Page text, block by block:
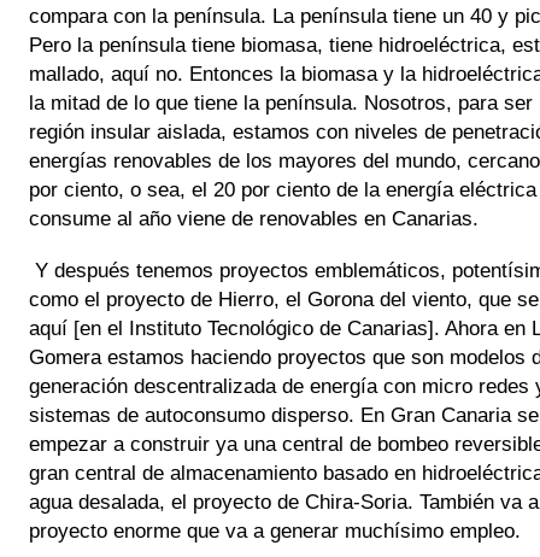
compara con la península. La península tiene un 40 y
Pero la península tiene biomasa, tiene hidroeléctrica,
mallado, aquí no. Entonces la biomasa y la
la mitad de lo que tiene la península. Nosotros, para ser
región insular aislada, estamos con niveles de
energías renovables de los mayores del mundo,
por ciento, o sea, el 20 por ciento de la energía
consume al año viene de renovables en Canarias.
Y después tenemos proyectos emblemáticos,
como el proyecto de Hierro, el Gorona del viento, que
aquí [en el Instituto Tecnológico de Canarias]. Ahora en
Gomera estamos haciendo proyectos que son modelos
generación descentralizada de energía con micro redes
sistemas de autoconsumo disperso. En Gran Canaria
empezar a construir ya una central de bombeo
gran central de almacenamiento basado en
agua desalada, el proyecto de Chira-Soria. También va
proyecto enorme que va a generar muchísimo empleo.